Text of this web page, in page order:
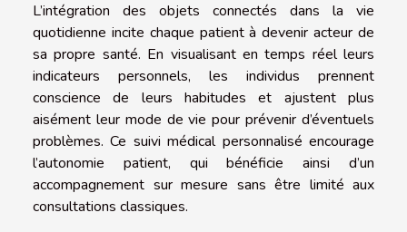
L’intégration des objets connectés dans la vie
quotidienne incite chaque patient à devenir acteur de
sa propre santé. En visualisant en temps réel leurs
indicateurs personnels, les individus prennent
conscience de leurs habitudes et ajustent plus
aisément leur mode de vie pour prévenir d’éventuels
problèmes. Ce suivi médical personnalisé encourage
l’autonomie patient, qui bénéficie ainsi d’un
accompagnement sur mesure sans être limité aux
consultations classiques.